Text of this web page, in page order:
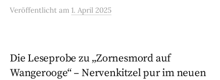
Veröffentlicht am 1. April 2025
Die Leseprobe zu „Zornesmord auf
Wangerooge“ – Nervenkitzel pur im neuen